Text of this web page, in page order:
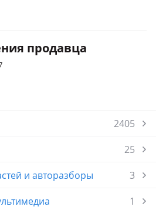
продавца
2405
25
и авторазборы
3
1